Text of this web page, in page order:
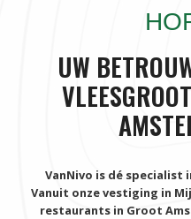
UW
VanNivo is dé specialist
Vanuit onze vestiging in
restaurants in Groot